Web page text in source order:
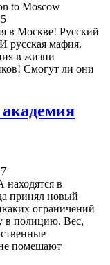
to Moscow
в Москве! Русский
русская мафия.
в жизни
Смогут ли они
в
принял новый
ограничений
в полицию. Вес,
помешают